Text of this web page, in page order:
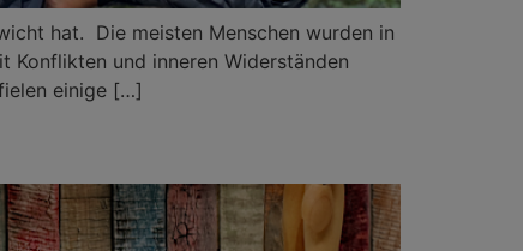
hat. Die meisten Menschen wurden in
Konflikten und inneren Widerständen
einige […]